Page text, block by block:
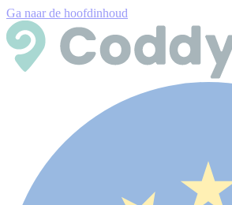
Ga naar de hoofdinhoud